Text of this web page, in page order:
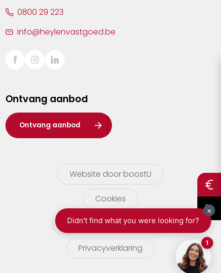
Sint-Truiden
Waasland
Wuustwezel
Zoersel
0800 29 223
info@heylenvastgoed.be
Ontvang aanbod
Ontvang aanbod
Website door boostU
Cookies
gebruikersvoorwaarden
Privacyverklaring